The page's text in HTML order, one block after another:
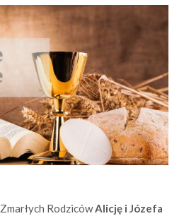
Zmarłych RodzicówAlicję i Józefa